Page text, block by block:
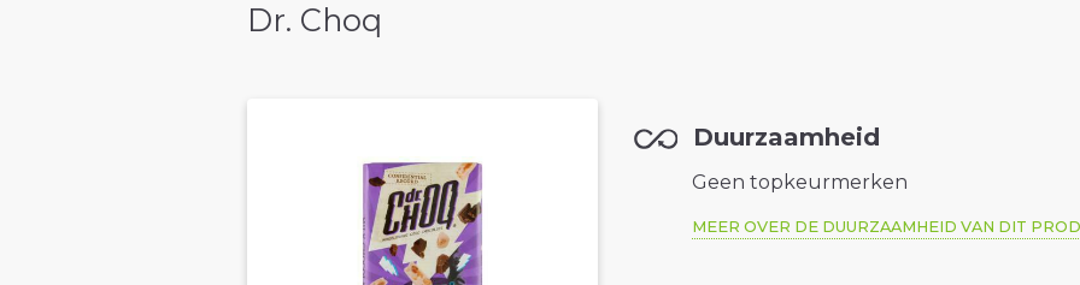
Dr. Choq
Duurzaamheid
Geen topkeurmerken
MEER OVER DE DUURZAAMHEID VAN DIT